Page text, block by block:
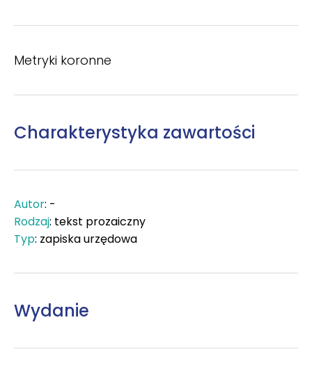
Metryki koronne
Charakterystyka zawartości
Autor: -
Rodzaj: tekst prozaiczny
Typ: zapiska urzędowa
Wydanie